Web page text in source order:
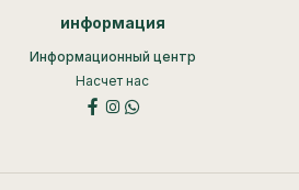
информация
Информационный центр
Насчет нас